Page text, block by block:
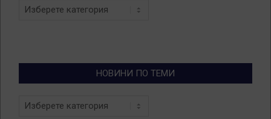
Categories
НОВИНИ ПО ТЕМИ
Новини